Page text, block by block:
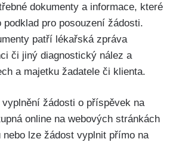
dokumenty a informace, které
podklad pro posouzení žádosti.
patří lékařská zpráva
či jiný diagnostický nález a
a majetku žadatele či klienta.
žádosti o příspěvek na
online na webových stránkách
nebo lze žádost vyplnit přímo na